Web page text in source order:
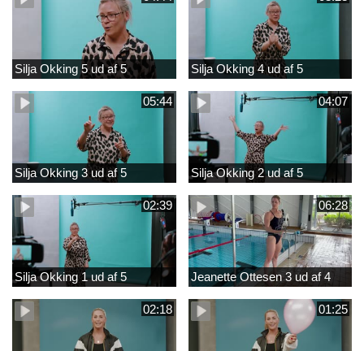
Silja Okking 5 ud af 5 Silja Okking 4 ud af 5
05:44
Silja Okking 3 ud af 5
04:07
Silja Okking 2 ud af 5
02:39
Silja Okking 1 ud af 5
06:28
Jeanette Ottesen 3 ud af 4
02:18 01:25